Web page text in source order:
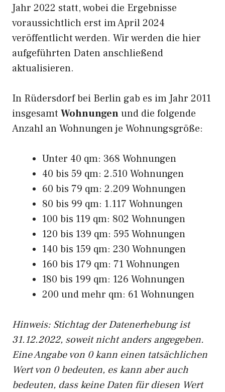
Jahr 2022 statt, wobei die Ergebnisse
voraussichtlich erst im April 2024
veröffentlicht werden. Wir werden die hier
aufgeführten Daten anschließend
aktualisieren.
In Rüdersdorf bei Berlin gab es im Jahr 2011
insgesamt Wohnungenund die folgende
Anzahl an Wohnungen je Wohnungsgröße:
Unter 40 qm: 368 Wohnungen
40 bis 59 qm: 2.510 Wohnungen
60 bis 79 qm: 2.209 Wohnungen
80 bis 99 qm: 1.117 Wohnungen
100 bis 119 qm: 802 Wohnungen
120 bis 139 qm: 595 Wohnungen
140 bis 159 qm: 230 Wohnungen
160 bis 179 qm: 71 Wohnungen
180 bis 199 qm: 126 Wohnungen
200 und mehr qm: 61 Wohnungen
Hinweis: Stichtag der Datenerhebung ist
31.12.2022, soweit nicht anders angegeben.
Eine Angabe von 0 kann einen tatsächlichen
Wert von 0 bedeuten, es kann aber auch
bedeuten, dass keine Daten für diesen Wert